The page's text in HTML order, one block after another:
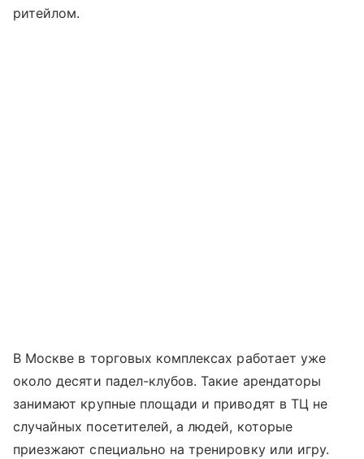
ритейлом.
В Москве в торговых комплексах работает уже
около десяти падел-клубов. Такие арендаторы
занимают крупные площади и приводят в ТЦ не
случайных посетителей, а людей, которые
приезжают специально на тренировку или игру.